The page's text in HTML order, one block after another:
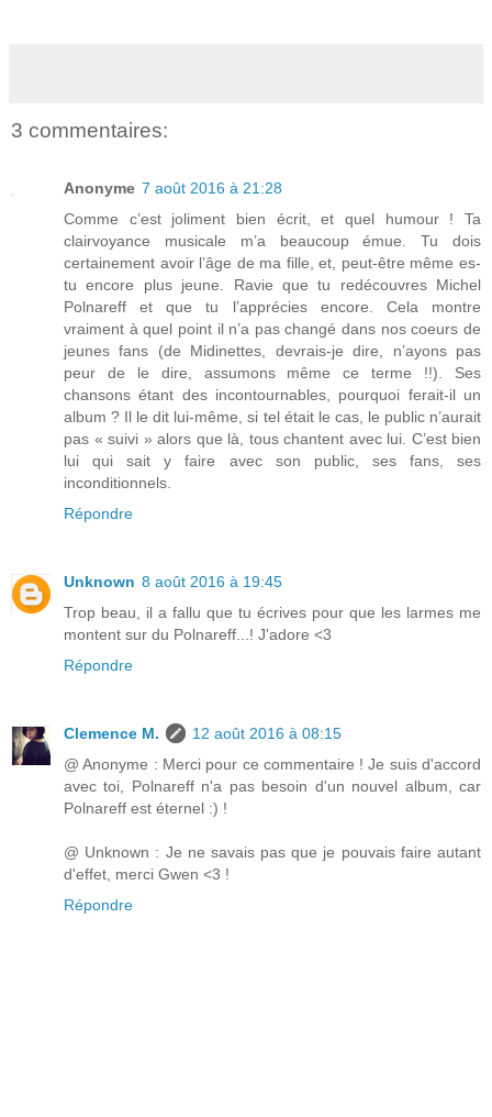
3 commentaires:
Anonyme 7 août 2016 à 21:28
Comme c’est joliment bien écrit, et quel humour ! Ta
clairvoyance musicale m’a beaucoup émue. Tu dois
certainement avoir l’âge de ma fille, et, peut-être même es-
tu encore plus jeune. Ravie que tu redécouvres Michel
Polnareff et que tu l’apprécies encore. Cela montre
vraiment à quel point il n’a pas changé dans nos coeurs de
jeunes fans (de Midinettes, devrais-je dire, n’ayons pas
peur de le dire, assumons même ce terme !!). Ses
chansons étant des incontournables, pourquoi ferait-il un
album ? Il le dit lui-même, si tel était le cas, le public n’aurait
pas « suivi » alors que là, tous chantent avec lui. C’est bien
lui qui sait y faire avec son public, ses fans, ses
inconditionnels.
Répondre
Unknown 8 août 2016 à 19:45
Trop beau, il a fallu que tu écrives pour que les larmes me
montent sur du Polnareff...! J'adore <3
Répondre
Clemence M.
12 août 2016 à 08:15
@ Anonyme : Merci pour ce commentaire ! Je suis d'accord
avec toi, Polnareff n'a pas besoin d'un nouvel album, car
Polnareff est éternel :) !
@ Unknown : Je ne savais pas que je pouvais faire autant
d'effet, merci Gwen <3 !
Répondre